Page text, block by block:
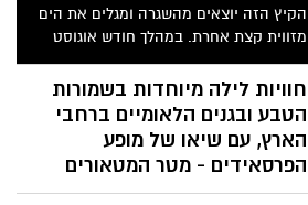
הקיץ הזה יוצאים מהשגרה ומגלים את הים
מזווית קצת אחרת. במהלך חודש אוגוסט
מזמינה עמותת אקואושן את הקהל הרחב
והמשפחות לסיורים חווייתיים באזור מכמורת,
חוף בית ינאי ושפך נחל אלכסנדר. זו הזדמנות
לצאת לטבע ולהכיר מקרוב את הים התיכון
והסביבה החופית דרך משחקים, התנסות
ופעילות מהנה ומגבשת.
חוויות לילה מיוחדות בשמורות
הטבע ובגנים הלאומיים ברחבי
הארץ, עם שיאו של מופע
הפרסאידים - מטר המטאורים
המרהיב של הקיץ